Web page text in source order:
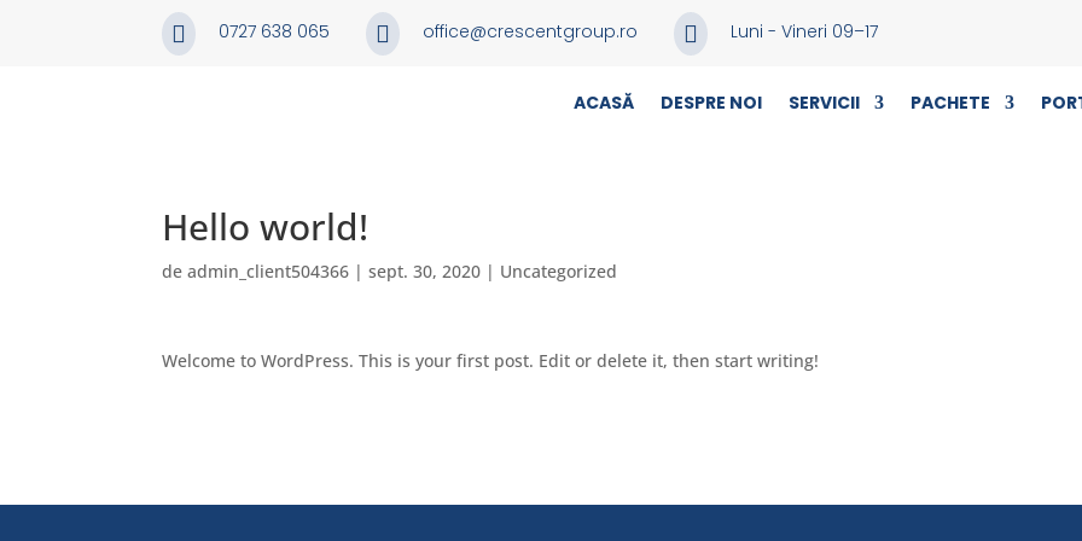
 0727 638 065  office@crescentgroup.ro  Luni - Vineri 09–17
ACASĂ DESPRE NOI SERVICII PACHETE
Hello world!
deadmin_client504366 |sept. 30, 2020 | Uncategorized
Welcome to WordPress. This is your first post. Edit or delete it, then start writing!